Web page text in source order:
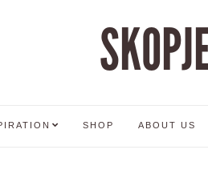
SHOP ABOUT US